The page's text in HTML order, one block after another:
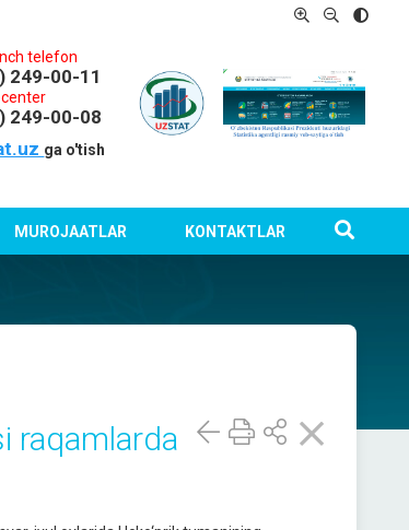
telefon
249-00-11
249-00-08
ga o'tish
MUROJAATLAR KONTAKTLAR
raqamlarda